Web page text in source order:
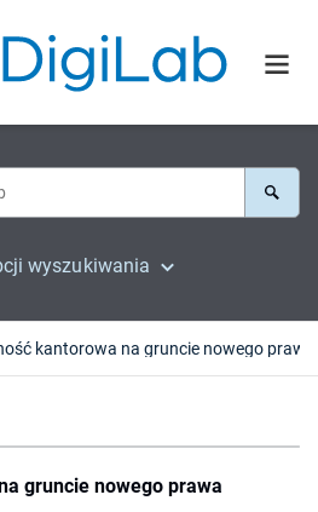
wyszukiwania
gruncie nowego prawa